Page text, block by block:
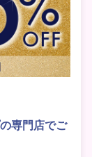
専門店でご